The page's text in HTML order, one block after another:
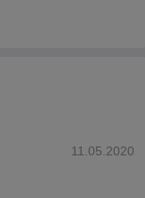
11.05.2020